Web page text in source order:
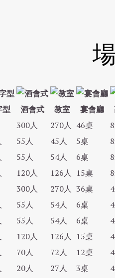
型 酒會式 教室 宴會廳
300人 270人 46桌
55人 45人 5桌
55人 54人 6桌
120人 126人 15桌
300人 270人 36桌
55人 54人 6桌
55人 54人 6桌
120人 126人 15桌
70人 72人 12桌
20人 27人 3桌